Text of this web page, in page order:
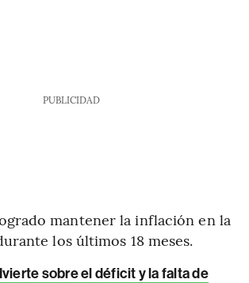
PUBLICIDAD
mantener la inflación en la
los últimos 18 meses.
sobre el déficit y la falta de